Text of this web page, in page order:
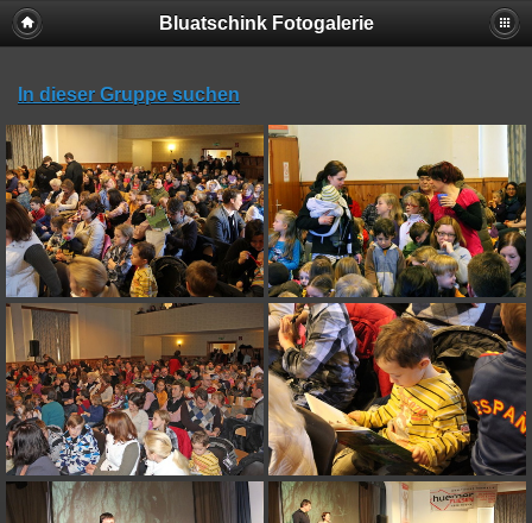
Bluatschink Fotogalerie
In dieser Gruppe suchen